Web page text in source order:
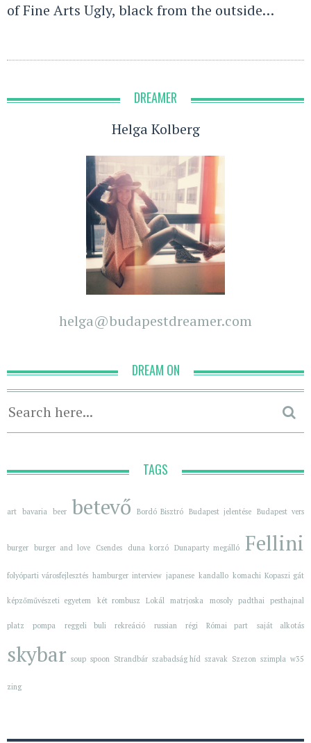
of Fine Arts Ugly, black from the outside…
DREAMER
Helga Kolberg
helga@budapestdreamer.com
DREAM ON
TAGS
art bavaria beer betevő Bordó Bisztró Budapest jelentése Budapest vers
burger burger and love Csendes duna korzó Dunaparty megálló Fellini
folyóparti városfejlesztés hamburger interview japanese kandallo komachi Kopaszi gát
képzőművészeti egyetem két rombusz Lokál matrjoska mosoly padthai pesthajnal
platz pompa reggeli buli rekreáció russian régi Római part saját alkotás
skybar soup spoon Strandbár szabadság híd szavak Szezon szimpla w35
zing